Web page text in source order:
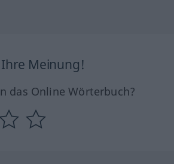
Ihre Meinung!
das Online Wörterbuch?